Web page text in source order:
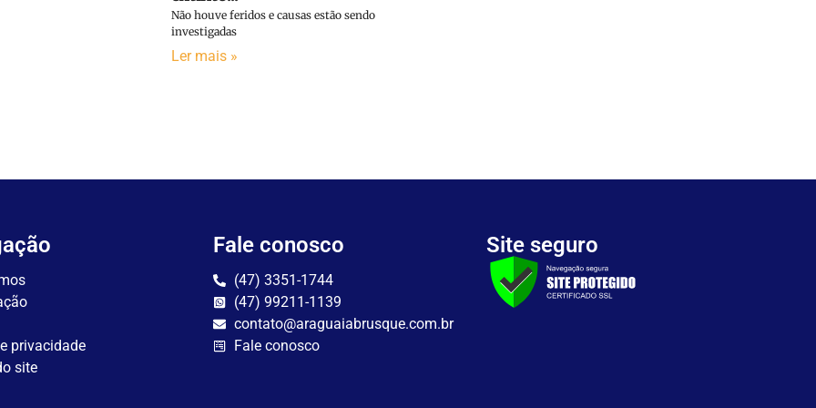
Não houve feridos e causas estão sendo
investigadas
Ler mais »
privacidade
site
Fale conosco
(47) 3351-1744
(47) 99211-1139
contato@araguaiabrusque.com.br
Fale conosco
Site seguro